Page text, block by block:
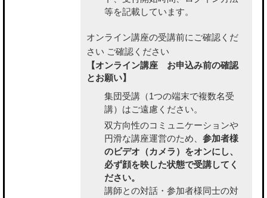
等を記載しています。
オンライン講座の受講前にご確認くだ
さい ご確認ください
【オンライン講座 お申込み前の確認
とお願い】
集団受講（1つの端末で複数名受
講）はご遠慮ください。
双方向性のコミュニケーションや
円滑な講座運営のため、 参加者様
のビデオ（カメラ）をオンにし、
必ず顔を映した状態で受講してく
ださい。
講師との対話・参加者様同士の対